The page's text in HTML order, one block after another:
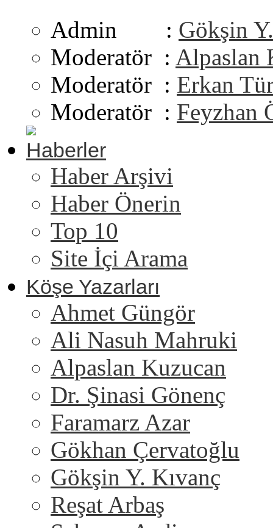
Admin : Gökşin
Moderatör : Alpaslan
Moderatör : Erkan
Moderatör : Feyzhan
Haberler
Haber Arşivi
Haber Önerin
Top 10
Site İçi Arama
Köşe Yazarları
Ahmet Güngör
Ali Nasuh Mahruki
Alpaslan Kuzucan
Dr. Şinasi Gönenç
Faramarz Azar
Gökhan Çervatoğlu
Gökşin Y. Kıvanç
Reşat Arbaş